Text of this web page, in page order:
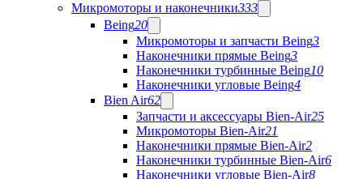
Микромоторы и наконечники333
Being20
Микромоторы и запчасти Being3
Наконечники прямые Being3
Наконечники турбинные Being10
Наконечники угловые Being4
Bien Air62
Запчасти и аксессуары Bien-Air25
Микромоторы Bien-Air21
Наконечники прямые Bien-Air2
Наконечники турбинные Bien-Air6
Наконечники угловые Bien-Air8